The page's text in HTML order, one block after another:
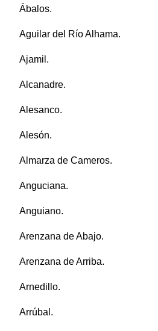
Ábalos.
Aguilar del Río Alhama.
Ajamil.
Alcanadre.
Alesanco.
Alesón.
Almarza de Cameros.
Anguciana.
Anguiano.
Arenzana de Abajo.
Arenzana de Arriba.
Arnedillo.
Arrúbal.